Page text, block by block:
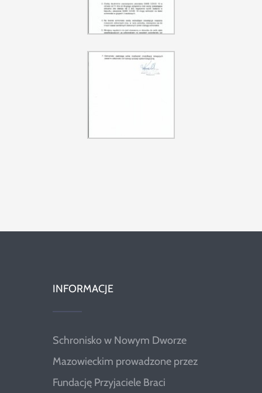
INFORMACJE
Schronisko w Nowym Dworze
Mazowieckim prowadzone przez
Fundację Przyjaciele Braci